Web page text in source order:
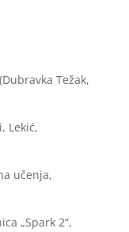
Težak,
Lekić,
učenja,
„Spark 2“,